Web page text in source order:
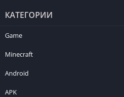
КАТЕГОРИИ
Game
Minecraft
Android
APK